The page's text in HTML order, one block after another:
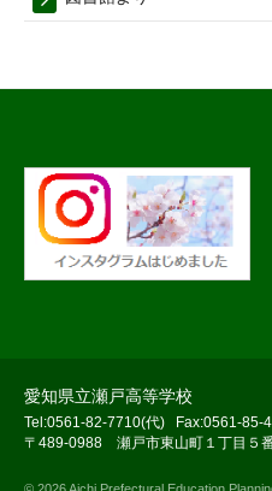
愛知県立瀬戸高等学校
Tel:0561-82-7710(代)
Fax:0561-85-
〒489-0988 瀬戸市東山町１丁目５